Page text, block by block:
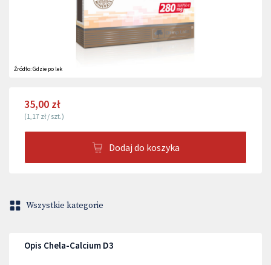
Źródło:Gdzie po lek
35,00 zł
(1,17 zł / szt.)
Dodaj do koszyka
Wszystkie kategorie
Opis Chela-Calcium D3